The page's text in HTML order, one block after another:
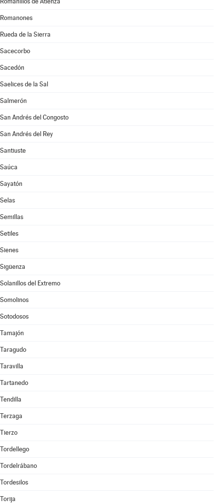
Romanones
Rueda de la Sierra
Sacecorbo
Sacedón
Saelices de la Sal
Salmerón
San Andrés del Congosto
San Andrés del Rey
Santiuste
Saúca
Sayatón
Selas
Semillas
Setiles
Sienes
Sigüenza
Solanillos del Extremo
Somolinos
Sotodosos
Tamajón
Taragudo
Taravilla
Tartanedo
Tendilla
Terzaga
Tierzo
Tordellego
Tordelrábano
Tordesilos
Torija